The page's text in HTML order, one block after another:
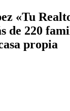
«Tu
de 220
propia